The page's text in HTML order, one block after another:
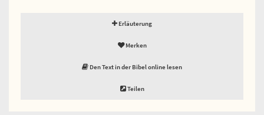
Erläuterung
Merken
Den Text in der Bibel online lesen
Teilen